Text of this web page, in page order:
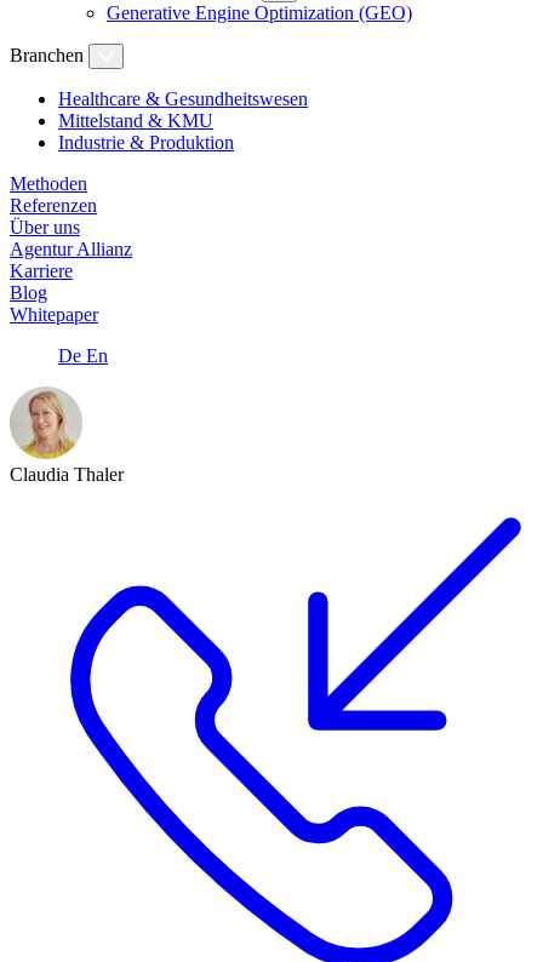
Generative Engine Optimization (GEO)
Branchen
Healthcare & Gesundheitswesen
Mittelstand & KMU
Industrie & Produktion
Methoden
Referenzen
Über uns
Agentur Allianz
Karriere
Blog
Whitepaper
De En
Claudia Thaler